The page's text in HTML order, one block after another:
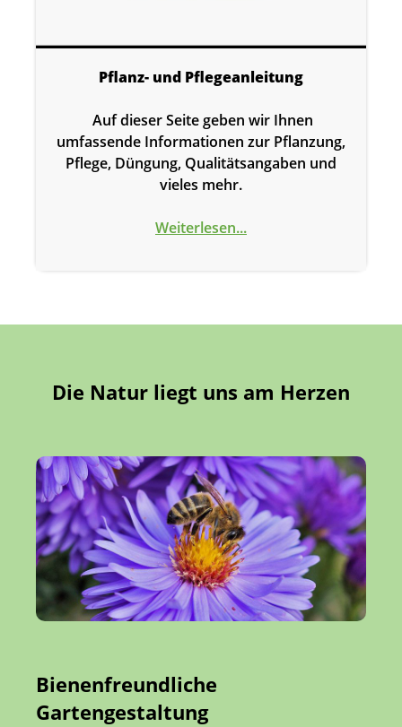
Pflanz- und Pflegeanleitung
Auf dieser Seite geben wir Ihnen
umfassende Informationen zur Pflanzung,
Pflege, Düngung, Qualitätsangaben und
vieles mehr.
Weiterlesen...
Die Natur liegt uns am Herzen
Bienenfreundliche
Gartengestaltung